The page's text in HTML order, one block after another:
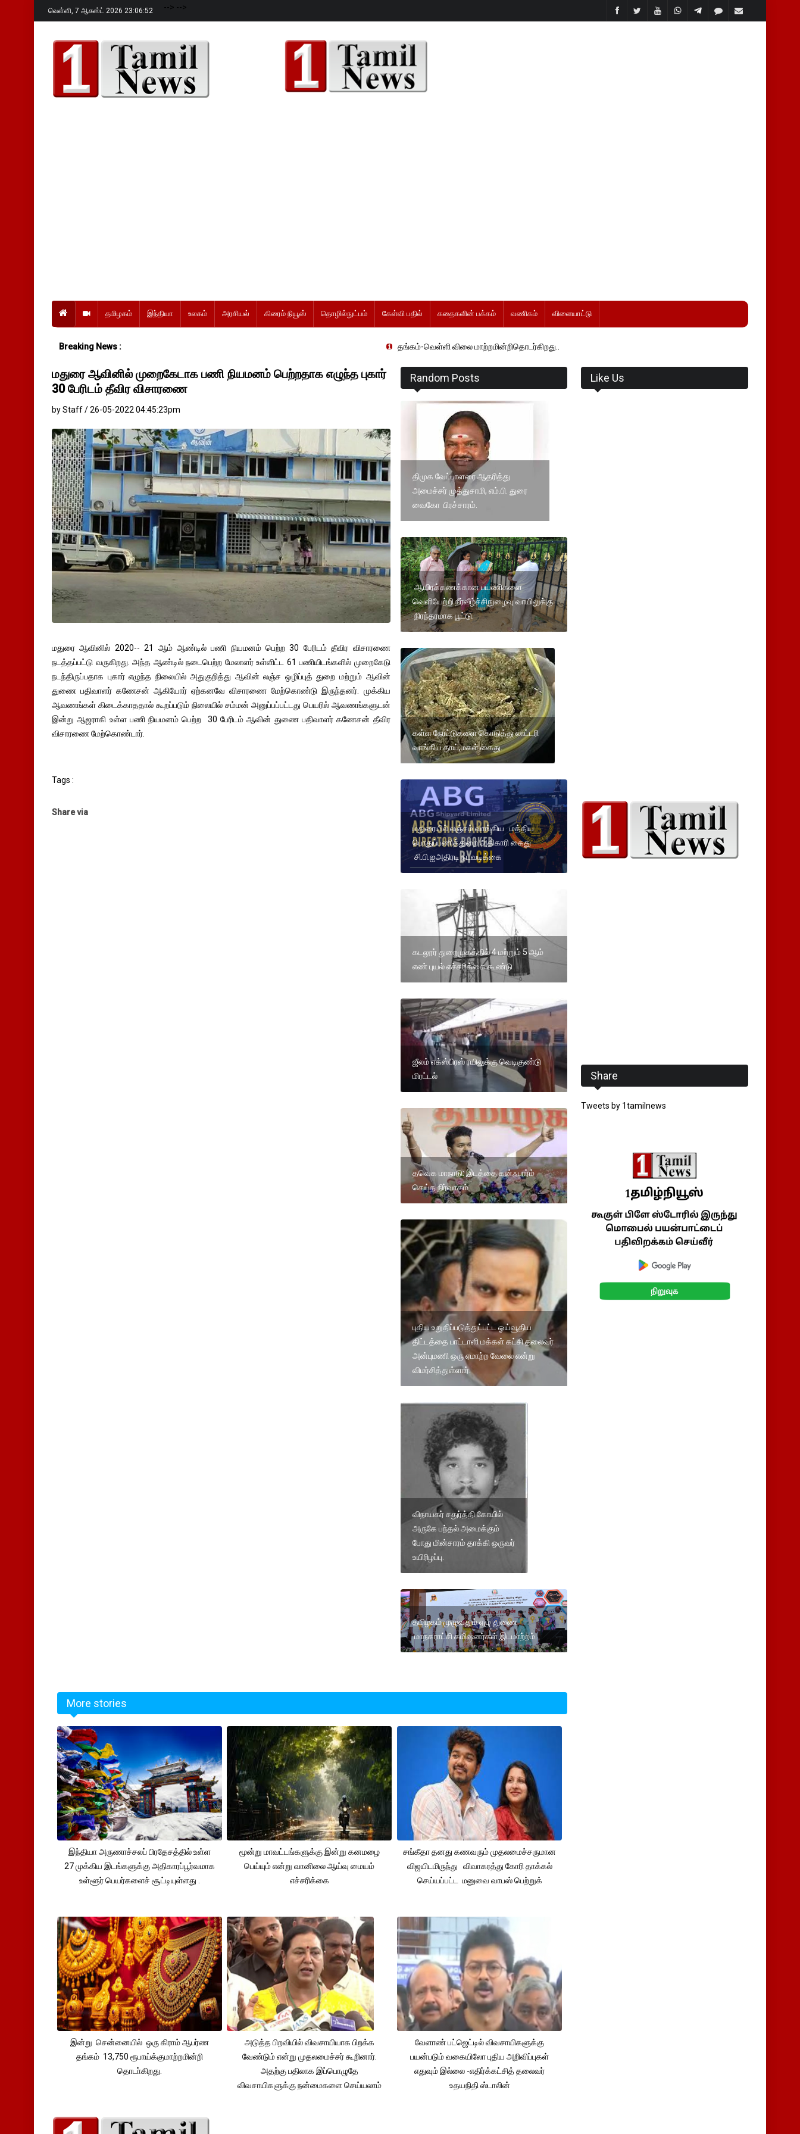
வெள்ளி, 7 ஆகஸ்ட் 2026 23:06:53 --> -->
தமிழகம் இந்தியா உலகம் அரசியல் கிரைம் நியூஸ் தொழில்நுட்பம் கேள்வி பதில் கதைகளின் பக்கம் வணிகம் விளையாட்டு
Breaking News : தங்கம்-வெள்ளி விலை மாற்றமின்றிதொடர்கிறது..
மதுரை ஆவினில் முறைகேடாக பணி நியமனம் பெற்றதாக எழுந்த புகார்
30 பேரிடம் தீவிர விசாரணை
by Staff / 26-05-2022 04:45:23pm
மதுரை ஆவினில் 2020-- 21 ஆம் ஆண்டில் பணி நியமனம் பெற்ற 30 பேரிடம் தீவிர விசாரணை
நடத்தப்பட்டு வருகிறது. அந்த ஆண்டில் நடைபெற்ற மேலாளர் உள்ளிட்ட 61 பணியிடங்களில் முறைகேடு
நடந்திருப்பதாக புகார் எழுந்த நிலையில் அதுகுறித்து ஆவின் லஞ்ச ஒழிப்புத் துறை மற்றும் ஆவின்
துணை பதிவாளர் கணேசன் ஆகியோர் ஏற்கனவே விசாரணை மேற்கொண்டு இருந்தனர். முக்கிய
ஆவணங்கள் கிடைக்காததால் கூறப்படும் நிலையில் சம்மன் அனுப்பப்பட்டது பெயரில் ஆவணங்களுடன்
இன்று ஆஜராகி உள்ள பணி நியமனம் பெற்ற 30 பேரிடம் ஆவின் துணை பதிவாளர் கணேசன் தீவிர
விசாரணை மேற்கொண்டார்.
Tags :
Share via
Random Posts
திமுக வேட்பாளரை ஆதரித்து
அமைச்சர் முத்துசாமி, எம்.பி. துரை
வைகோ பிரச்சாரம்.
ஆயிரக்கணக்கான பயணிகளை
வெளியேற்றி நீர்வீழ்ச்சிநுழைவு வாயிலுக்கு
நிரந்தரமாக பூட்டு.
கள்ள நோட்டுகளை கொடுத்து லாட்டரி
வாங்கிய தாய்,மகள் கைது.
மதுரையில் லஞ்சம் வாங்கிய மத்திய
பொதுப்பணித்துறை அதிகாரி கைது
சி.பி.ஐஅதிரடி நடவடிக்கை
கடலூர் துறைமுகத்தில் 4 மற்றும் 5 ஆம்
எண் புயல் எச்சரிக்கை கூண்டு
ஜீலம் எக்ஸ்பிரஸ் ரயிலுக்கு வெடிகுண்டு
மிரட்டல்
தவெக மாநாடு: இடத்தை கன்ஃபார்ம்
செய்த நிர்வாகம்
புதிய உறுதிப்படுத்துட்பட்ட ஓய்வூதிய
திட்டத்தை பாட்டாளி மக்கள் கட்சி தலைவர்
அன்புமணி ஒரு ஏமாற்ற வேலை என்று
விமர்சித்துள்ளார்.
விநாயகர் சதுர்த்தி கோயில்
அருகே பந்தல் அமைக்கும்
போது மின்சாரம் தாக்கி ஒருவர்
உயிரிழப்பு.
தமிழகம் முழுவதும் ஏழு துணை
மாநகராட்சி கமிஷனர்கள் இடமாற்றம்.
More stories
இந்தியா அருணாச்சலப் பிரதேசத்தில் உள்ள
27 முக்கிய இடங்களுக்கு அதிகாரப்பூர்வமாக
உள்ளூர் பெயர்களைச் சூட்டியுள்ளது .
மூன்று மாவட்டங்களுக்கு இன்று கனமழை
பெய்யும் என்று வானிலை ஆய்வு மையம்
எச்சரிக்கை
சங்கீதா தனது கணவரும் முதலமைச்சருமான
விஜயிடமிருந்து விவாகரத்து கோரி தாக்கல்
செய்யப்பட்ட மனுவை வாபஸ் பெற்றுக்
இன்று சென்னையில் ஒரு கிராம் ஆபர்ண
தங்கம் 13,750 ரூபாய்க்குமாற்றமின்றி
தொடா்கிறது.
அடுத்த பிறவியில் விவசாயியாக பிறக்க
வேண்டும் என்று முதலமைச்சர் கூறினார்.
அதற்கு பதிலாக இப்பொழுதே
விவசாயிகளுக்கு நன்மைகளை செய்யலாம்
வேளாண் பட்ஜெட்டில் விவசாயிகளுக்கு
பயன்படும் வகையிலோ புதிய அறிவிப்புகள்
எதுவும் இல்லை -எதிர்க்கட்சித் தலைவர்
உதயநிதி ஸ்டாலின்
Like Us
Share
Tweets by 1tamilnews